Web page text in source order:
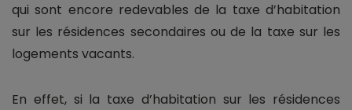
qui sont encore redevables de la taxe d’habitation
sur les résidences secondaires ou de la taxe sur les
logements vacants.
En effet, si la taxe d’habitation sur les résidences